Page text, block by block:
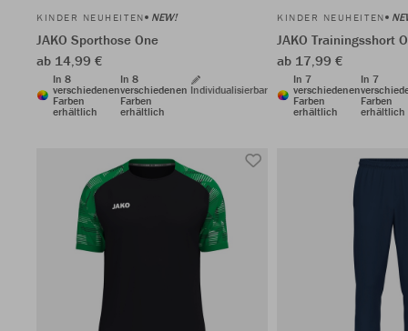
KINDER NEUHEITEN NEW!
JAKO Sporthose One
ab 14,99 €
In 8
verschiedenen
Farben
erhältlich
In 8
verschiedenen
Farben
erhältlich
Individualisierbar
KINDER NEUHEITEN
JAKO Trainingsshort
ab 17,99 €
In 7
verschiedenen
Farben
erhältlich
In 7
Farben
erhältlich